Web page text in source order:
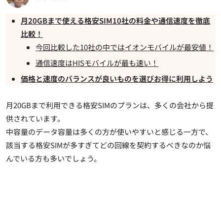
月20GBまで使える格安SIM10社の料金や通信速度を徹底
比較！
今回比較した10社の中ではイオンモバイルが最安値！
通信速度はHISモバイルが最も速い！
価格と速度のバランスが良いものを選びお得に利用しよう
月20GBまで利用できる格安SIMのプランは、多くの会社から提
供されています。
中容量のデータ容量は多くの方が使いやすいと感じる一方で、
該当する格安SIMが多すぎてどの回線を契約するべきなのか悩
んでいる方も多いでしょう。